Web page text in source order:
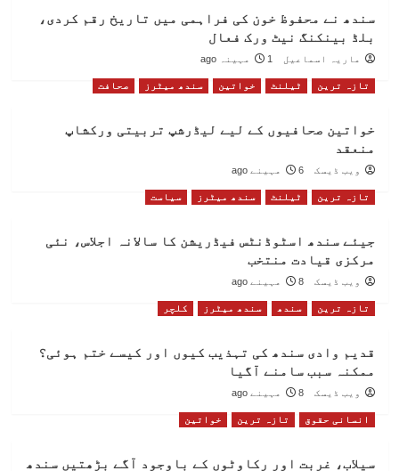
سندھ نے محفوظ خون کی فراہمی میں تاریخ رقم کردی،
بلڈ بینکنگ نیٹ ورک فعال
ماریہ اسماعیل 1 مہینہ ago
تازہ ترین ٹیلنٹ خواتین سندھ میٹرز صحافت
خواتین صحافیوں کے لیے لیڈرشپ تربیتی ورکشاپ
منعقد
ویب ڈیسک 6 مہینے ago
تازہ ترین ٹیلنٹ سندھ میٹرز سیاست
جیئے سندھ اسٹوڈنٹس فیڈریشن کا سالانہ اجلاس، نئی
مرکزی قیادت منتخب
ویب ڈیسک 8 مہینے ago
تازہ ترین سندھ سندھ میٹرز کلچر
قدیم وادی سندھ کی تہذیب کیوں اور کیسے ختم ہوئی؟
ممکنہ سبب سامنے آگیا
ویب ڈیسک 8 مہینے ago
انسانی حقوق تازہ ترین خواتین
سیلاب، غربت اور رکاوٹوں کے باوجود آگے بڑھتیں سندھ